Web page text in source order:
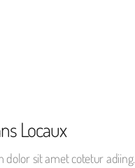
Locaux
dolor sit amet cotetur adiing.